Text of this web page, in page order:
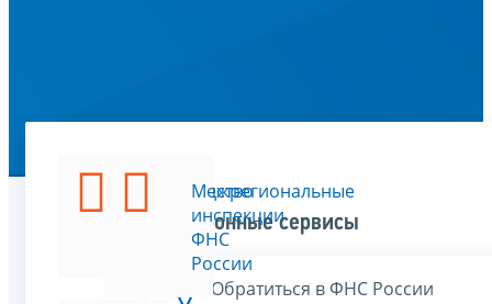
Руководство
ФНС
России
Межрегиональные
инспекции
ФНС
России
Электронные сервисы
Обратиться в ФНС России